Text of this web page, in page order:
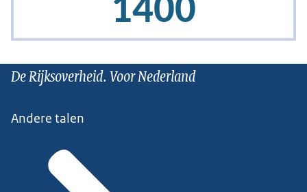
De Rijksoverheid. Voor Nederland
Andere talen